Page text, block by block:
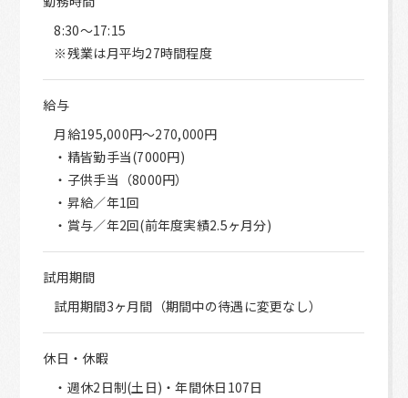
8:30～17:15
※残業は月平均27時間程度
給与
月給195,000円～270,000円
・精皆勤手当(7000円)
・子供手当（8000円）
・昇給／年1回
・賞与／年2回(前年度実績2.5ヶ月分)
試用期間
試用期間3ヶ月間（期間中の待遇に変更なし）
休日・休暇
・週休2日制(土日)・年間休日107日